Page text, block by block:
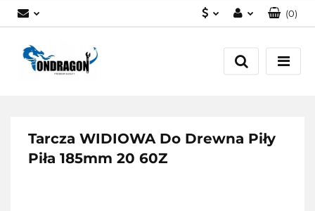
Zaloguj się
Załóż konto
(0)
Tarcza WIDIOWA Do Drewna Piły
Piła 185mm 20 60Z